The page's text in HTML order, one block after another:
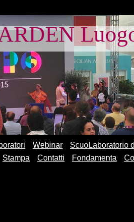
Webinar ScuoLaboratorio
Stampa Contatti Fondamenta